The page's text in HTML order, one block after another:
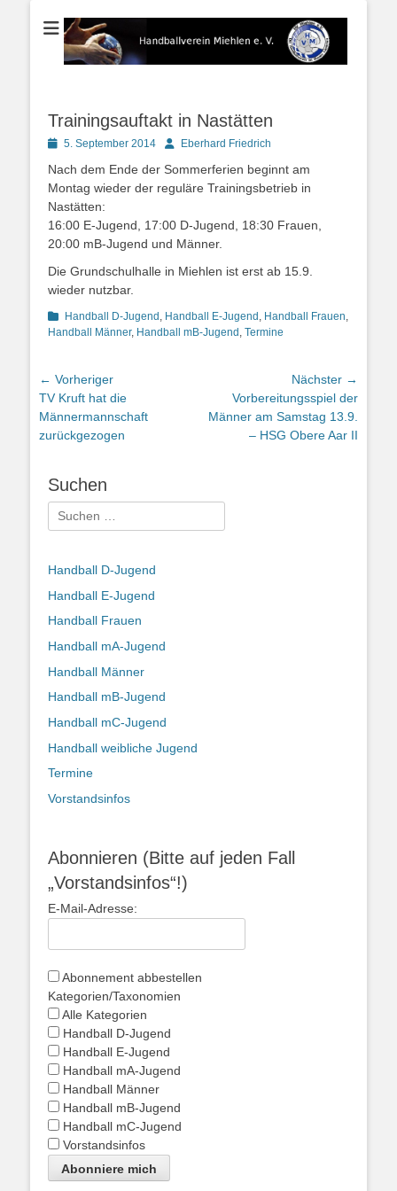
Handballverein
Miehlen e. V.
Der Handballverein im Blauen Ländchen
Trainingsauftakt in Nastätten
Posted5. September 2014 AutorEberhard Friedrich
Nach dem Ende der Sommerferien beginnt am
Montag wieder der reguläre Trainingsbetrieb in
Nastätten:
16:00 E-Jugend, 17:00 D-Jugend, 18:30 Frauen,
20:00 mB-Jugend und Männer.
Die Grundschulhalle in Miehlen ist erst ab 15.9.
wieder nutzbar.
Kategorien
Handball D-Jugend , Handball E-Jugend , Handball Frauen,
Handball Männer, Handball mB-Jugend , Termine
Beitragsnavigation
← Vorheriger
Vorheriger
Beitrag:
TV Kruft hat die
Männermannschaft
zurückgezogen
Nächster →
Nächster
Beitrag:
Vorbereitungsspiel der
Männer am Samstag 13.9.
– HSG Obere Aar II
Suchen
Suchen
nach:
Handball D-Jugend
Handball E-Jugend
Handball Frauen
Handball mA-Jugend
Handball Männer
Handball mB-Jugend
Handball mC-Jugend
Handball weibliche Jugend
Termine
Vorstandsinfos
Abonnieren (Bitte auf jeden Fall
„Vorstandsinfos“!)
E-Mail-Adresse:
Abonnement abbestellen
Kategorien/Taxonomien
Alle Kategorien
Handball D-Jugend
Handball E-Jugend
Handball mA-Jugend
Handball Männer
Handball mB-Jugend
Handball mC-Jugend
Vorstandsinfos
Abonniere mich